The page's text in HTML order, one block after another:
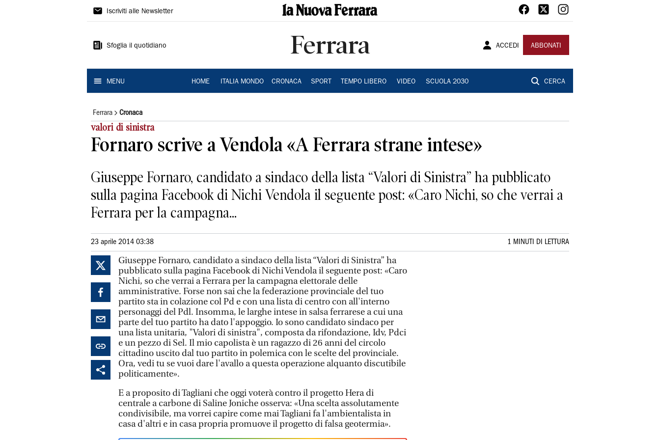
La
Ferrara
Iscriviti alle Newsletter
Sfoglia il quotidiano Ferrara ACCEDI ABBONATI
MENU HOME ITALIA MONDO CRONACA SPORT TEMPO LIBERO VIDEO SCUOLA 2030 CERCA
Ferrara Cronaca
valori di sinistra
Fornaro scrive a Vendola «A Ferrara strane intese»
Giuseppe Fornaro, candidato a sindaco della lista “Valori di Sinistra” ha pubblicato
sulla pagina Facebook di Nichi Vendola il seguente post: «Caro Nichi, so che verrai a
Ferrara per la campagna...
23 aprile 2014 03:38 1 MINUTI DI LETTURA
Giuseppe Fornaro, candidato a sindaco della lista “Valori di Sinistra” ha
pubblicato sulla pagina Facebook di Nichi Vendola il seguente post: «Caro
Nichi, so che verrai a Ferrara per la campagna elettorale delle
amministrative. Forse non sai che la federazione provinciale del tuo
partito sta in colazione col Pd e con una lista di centro con all'interno
personaggi del Pdl. Insomma, le larghe intese in salsa ferrarese a cui una
parte del tuo partito ha dato l'appoggio. Io sono candidato sindaco per
una lista unitaria, "Valori di sinistra", composta da rifondazione, Idv, Pdci
e un pezzo di Sel. Il mio capolista è un ragazzo di 26 anni del circolo
cittadino uscito dal tuo partito in polemica con le scelte del provinciale.
Ora, vedi tu se vuoi dare l'avallo a questa operazione alquanto discutibile
politicamente».
E a proposito di Tagliani che oggi voterà contro il progetto Hera di
centrale a carbone di Saline Joniche osserva: «Una scelta assolutamente
condivisibile, ma vorrei capire come mai Tagliani fa l'ambientalista in
casa d'altri e in casa propria promuove il progetto di falsa geotermia».